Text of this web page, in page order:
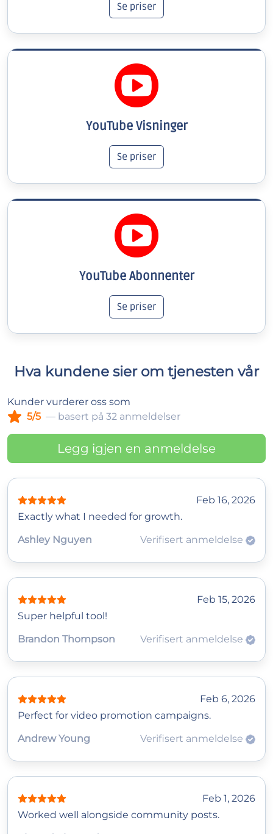
Se priser
YouTube Visninger
Se priser
YouTube Abonnenter
Se priser
Hva kundene sier om tjenesten vår
Kunder vurderer oss som
5/5 — basert på 32 anmeldelser
Legg igjen en anmeldelse
Feb 16, 2026
Exactly what I needed for growth.
Ashley Nguyen
Verifisert anmeldelse
Feb 15, 2026
Super helpful tool!
Brandon Thompson
Verifisert anmeldelse
Feb 6, 2026
Perfect for video promotion campaigns.
Andrew Young
Verifisert anmeldelse
Feb 1, 2026
Worked well alongside community posts.